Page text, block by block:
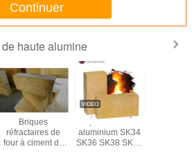
Continuer
haute alumine
Briques
réfractaires de
four à ciment de
Briques de feu en
aluminium SK34
SK36 SK38 SK40